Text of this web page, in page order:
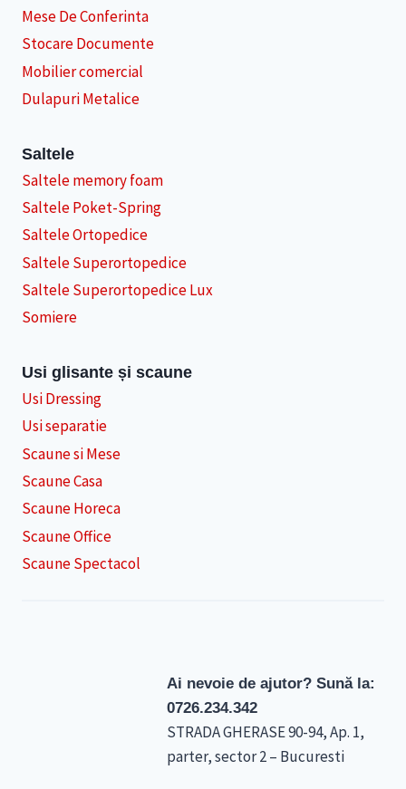
Mese De Conferinta
Stocare Documente
Mobilier comercial
Dulapuri Metalice
Saltele
Saltele memory foam
Saltele Poket-Spring
Saltele Ortopedice
Saltele Superortopedice
Saltele Superortopedice Lux
Somiere
Usi glisante și scaune
Usi Dressing
Usi separatie
Scaune si Mese
Scaune Casa
Scaune Horeca
Scaune Office
Scaune Spectacol
Ai nevoie de ajutor? Sună la:
0726.234.342
STRADA GHERASE 90-94, Ap. 1,
parter, sector 2 – Bucuresti